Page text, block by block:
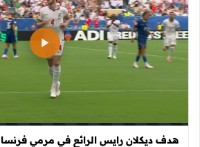
هدف ديكلان رايس الرائع في مرمي